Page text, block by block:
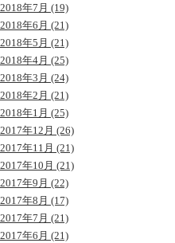
2018年7月 (19)
2018年6月 (21)
2018年5月 (21)
2018年4月 (25)
2018年3月 (24)
2018年2月 (21)
2018年1月 (25)
2017年12月 (26)
2017年11月 (21)
2017年10月 (21)
2017年9月 (22)
2017年8月 (17)
2017年7月 (21)
2017年6月 (21)